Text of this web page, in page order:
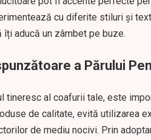
cu diferite stiluri și
aducă un zâmbet pe buze.
a Părului
tineresc al coafurii tale, este
de calitate, evită utilizarea
de mediu nocivi. Prin